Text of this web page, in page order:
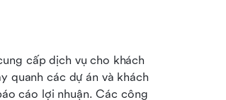
cấp dịch vụ cho khách
quanh các dự án và khách
cáo lợi nhuận. Các công